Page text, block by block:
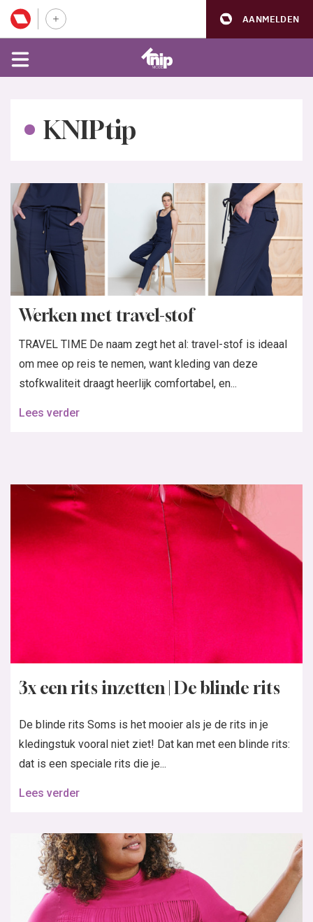
AANMELDEN
KNIPtip
Werken met travel-stof
TRAVEL TIME De naam zegt het al: travel-stof is ideaal
om mee op reis te nemen, want kleding van deze
stofkwaliteit draagt heerlijk comfortabel, en...
Lees verder
3x een rits inzetten | De blinde rits
De blinde rits Soms is het mooier als je de rits in je
kledingstuk vooral niet ziet! Dat kan met een blinde rits:
dat is een speciale rits die je...
Lees verder